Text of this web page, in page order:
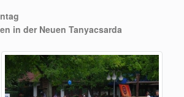
in der Neuen Tanyacsarda